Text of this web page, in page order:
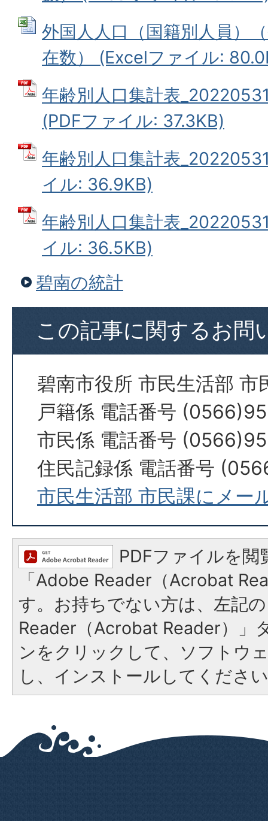
外国人人口（国籍別人員）
在数） (Excelファイル:
年齢別人口集計表
(PDFファイル: 37.3KB)
年齢別人口集計表
イル: 36.9KB)
年齢別人口集計表
イル: 36.5KB)
碧南の統計
この記事に関するお問
碧南市役所 市民生活部 市
戸籍係 電話番号
市民係 電話番号
住民記録係 電話番号
市民生活部 市民課にメー
PDFファイルを閲
「Adobe Reader（Acrobat
す。お持ちでない方は、左記
Reader（Acrobat Reader）」
ンをクリックして、ソフトウ
し、インストールしてくださ